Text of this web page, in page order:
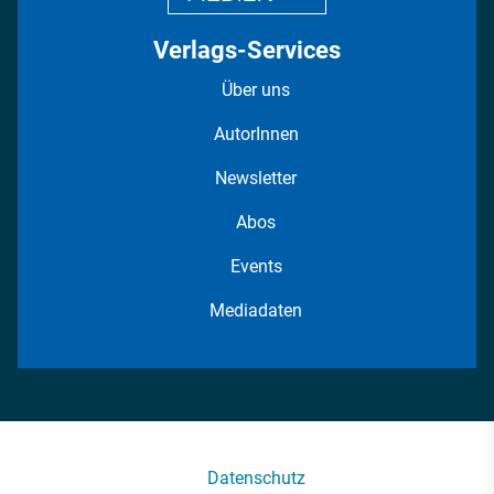
Verlags-Services
Über uns
AutorInnen
Newsletter
Abos
Events
Mediadaten
Datenschutz